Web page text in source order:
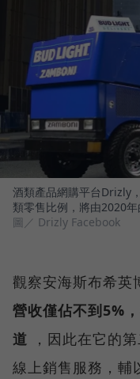
酒類產品網購平台Drizly
類零售比例，將由2020年
圖／ Drizly Facebook
觀察安海斯布希英
營收僅佔不到5%
道 ，因此在它的
線上銷售服務，輔